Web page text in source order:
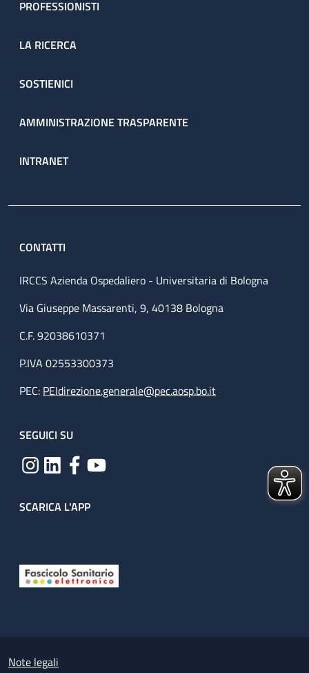
PROFESSIONISTI
LA RICERCA
SOSTIENICI
AMMINISTRAZIONE TRASPARENTE
INTRANET
CONTATTI
IRCCS Azienda Ospedaliero - Universitaria di Bologna
Via Giuseppe Massarenti, 9, 40138 Bologna
C.F. 92038610371
P.IVA 02553300373
PEC: PEIdirezione.generale@pec.aosp.bo.it
SEGUICI SU
SCARICA L'APP
Small prints
Note legali